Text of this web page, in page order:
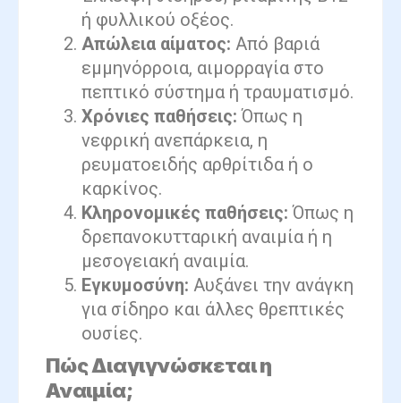
ή φυλλικού οξέος.
Απώλεια αίματος: Από βαριά
εμμηνόρροια, αιμορραγία στο
πεπτικό σύστημα ή τραυματισμό.
Χρόνιες παθήσεις: Όπως η
νεφρική ανεπάρκεια, η
ρευματοειδής αρθρίτιδα ή ο
καρκίνος.
Κληρονομικές παθήσεις: Όπως η
δρεπανοκυτταρική αναιμία ή η
μεσογειακή αναιμία.
Εγκυμοσύνη: Αυξάνει την ανάγκη
για σίδηρο και άλλες θρεπτικές
ουσίες.
Πώς Διαγιγνώσκεται η
Αναιμία;